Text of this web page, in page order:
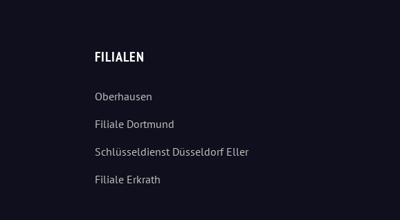
FILIALEN
Oberhausen
Filiale Dortmund
Schlüsseldienst Düsseldorf Eller
Filiale Erkrath